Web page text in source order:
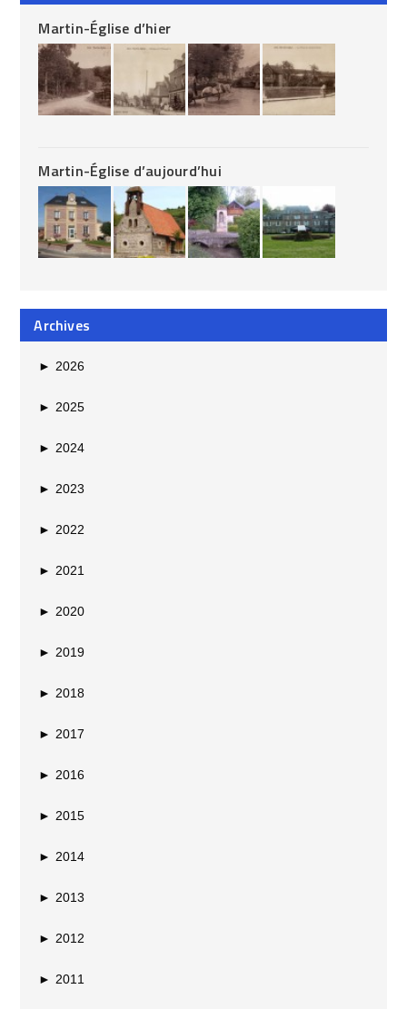
Martin-Église d’hier
Martin-Église d’aujourd’hui
Archives
► 2026
► 2025
► 2024
► 2023
► 2022
► 2021
► 2020
► 2019
► 2018
► 2017
► 2016
► 2015
► 2014
► 2013
► 2012
► 2011